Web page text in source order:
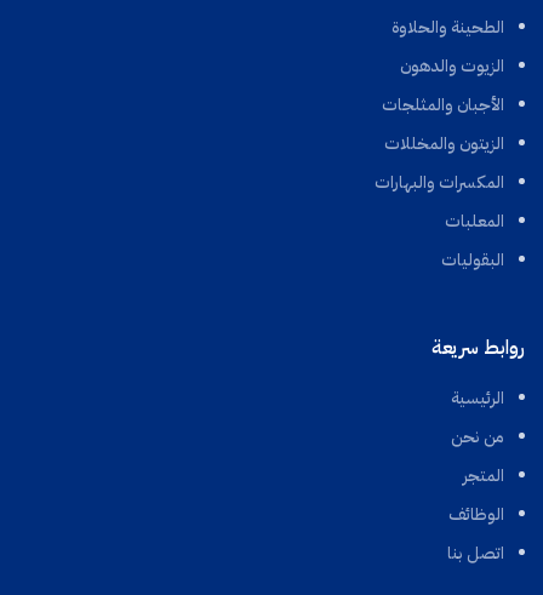
الطحينة والحلاوة
الزيوت والدهون
الأجبان والمثلجات
الزيتون والمخللات
المكسرات والبهارات
المعلبات
البقوليات
روابط سريعة
الرئيسية
من نحن
المتجر
الوظائف
اتصل بنا